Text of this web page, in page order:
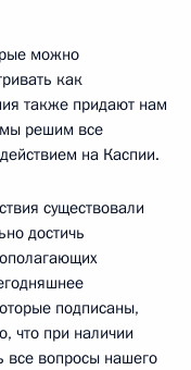
можно
как
также придают нам
решим все
на Каспии.
существовали
достичь
подписаны,
что при наличии
вопросы нашего